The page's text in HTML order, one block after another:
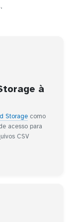
à
Storagecomo
acesso para
CSV